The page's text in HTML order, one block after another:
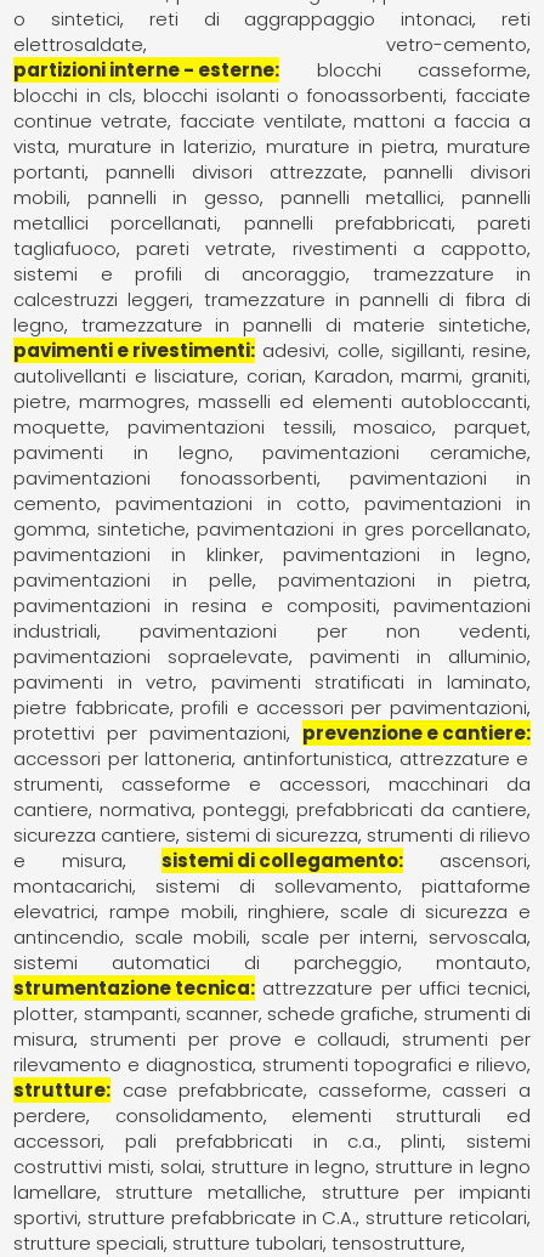
o sintetici
reti di aggrappaggio intonaci
reti
elettrosaldate
vetro-cemento
partizioni interne - esterne
blocchi casseforme
blocchi in cls blocchi isolanti o fonoassorbenti facciate
continue vetrate facciate ventilate mattoni a faccia a
vista murature in laterizio murature in pietra murature
portanti
pannelli divisori attrezzate
pannelli divisori
mobili
pannelli in gesso pannelli metallici
pannelli
metallici porcellanati
pannelli prefabbricati
pareti
tagliafuoco
pareti vetrate
rivestimenti a cappotto
sistemi e profili di ancoraggio
tramezzature in
calcestruzzi leggeri tramezzature in pannelli di fibra di
legno
tramezzature in pannelli di materie sintetiche
pavimenti e rivestimenti adesivi, colle, sigillanti, resine
autolivellanti e lisciature corian Karadon marmi, graniti,
pietre marmogres masselli ed elementi autobloccanti
moquette, pavimentazioni tessili
mosaico
parquet,
pavimenti in legno
pavimentazioni ceramiche
pavimentazioni fonoassorbenti
pavimentazioni in
cemento
pavimentazioni in cotto
pavimentazioni in
gomma, sintetiche pavimentazioni in gres porcellanato
pavimentazioni in klinker
pavimentazioni in legno
pavimentazioni in pelle
pavimentazioni in pietra
pavimentazioni in resina e compositi
pavimentazioni
industriali
pavimentazioni per non vedenti
pavimentazioni sopraelevate
pavimenti in alluminio
pavimenti in vetro
pavimenti stratificati in laminato
pietre fabbricate profili e accessori per pavimentazioni
protettivi per pavimentazioni
prevenzione e cantiere
accessori per lattoneria antinfortunistica attrezzature e
strumenti
casseforme e accessori
macchinari da
cantiere normativa ponteggi prefabbricati da cantiere
sicurezza cantiere sistemi di sicurezza strumenti di rilievo
e misura
sistemi di collegamento
ascensori
montacarichi, sistemi di sollevamento
piattaforme
elevatrici rampe mobili ringhiere
scale di sicurezza e
antincendio
scale mobili scale per interni
servoscala
sistemi automatici di parcheggio, montauto
strumentazione tecnica attrezzature per uffici tecnici
plotter, stampanti, scanner, schede grafiche strumenti di
misura
strumenti per prove e collaudi
strumenti per
rilevamento e diagnostica strumenti topografici e rilievo
strutture
case prefabbricate
casseforme, casseri a
perdere
consolidamento
elementi strutturali ed
accessori
pali prefabbricati in c.a. plinti
sistemi
costruttivi misti solai strutture in legno strutture in legno
lamellare
strutture metalliche
strutture per impianti
sportivi strutture prefabbricate in C.A. strutture reticolari
strutture speciali strutture tubolari tensostrutture